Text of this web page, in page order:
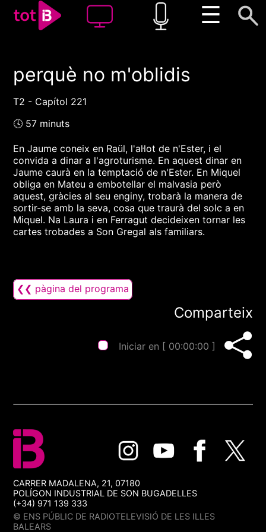
☰
00:00 00:00
1x
perquè no m'oblidis
T2 - Capítol 221
🕓 57 minuts
En Jaume coneix en Raül, l'al·lot de n'Ester, i el
convida a dinar a l'agroturisme. En aquest dinar en
Jaume caurà en la temptació de n'Ester. En Miquel
obliga en Mateu a embotellar el malvasia però
aquest, gràcies al seu enginy, trobarà la manera de
sortir-se amb la seva, cosa que traurà del solc a en
Miquel. Na Laura i en Ferragut decideixen tornar les
cartes trobades a Son Gregal als familiars.
❮❮ pàgina del programa
Comparteix
Iniciar en [ 00:00:00 ]
CARRER MADALENA, 21, 07180
POLÍGON INDUSTRIAL DE SON BUGADELLES
(+34) 971 139 333
© ENS PÚBLIC DE RADIOTELEVISIÓ DE LES ILLES
BALEARS